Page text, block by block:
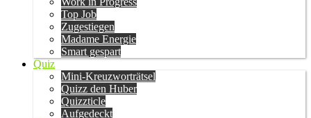
Top Job
Zugestiegen
Madame Energie
Smart gespart
Quiz
Mini-Kreuzworträtsel
Quizz den Huber
Quizzticle
Aufgedeckt